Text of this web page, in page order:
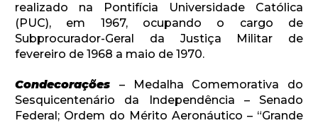
realizado na Pontifícia Universidade Católica
(PUC), em 1967, ocupando o cargo de
Subprocurador-Geral da Justiça Militar de
fevereiro de 1968 a maio de 1970.
Condecorações – Medalha Comemorativa do
Sesquicentenário da Independência – Senado
Federal; Ordem do Mérito Aeronáutico – “Grande